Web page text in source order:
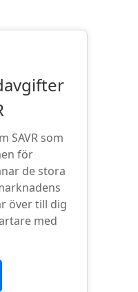
SAVR som
för
de stora
över till dig
med